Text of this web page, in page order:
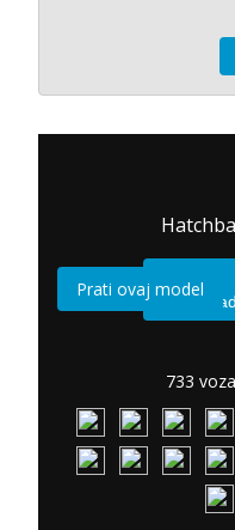
Imam sad
Prati ovaj model
733